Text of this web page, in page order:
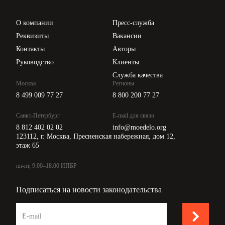
О компании
Реквизиты
Контакты
Руководство
Пресс-служба
Вакансии
Авторы
Клиенты
Служба качества
Москва
8 499 009 77 27
Санкт-Петербург
8 812 402 02 02
Регионы
8 800 200 77 27
E-mail для связи
info@moedelo.org
123112, г. Москва, Пресненская набережная, дом 12,
этаж 65
пн-пт, 9:00–18:00 ИПБР
Подписаться на новости законодательства